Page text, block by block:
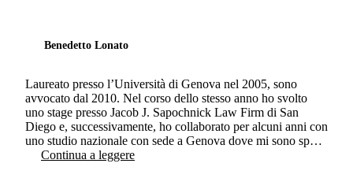
Benedetto Lonato
Laureato presso l’Università di Genova nel 2005, sono
avvocato dal 2010. Nel corso dello stesso anno ho svolto
uno stage presso Jacob J. Sapochnick Law Firm di San
Diego e, successivamente, ho collaborato per alcuni anni con
uno studio nazionale con sede a Genova dove mi sono sp…
Continua a leggere